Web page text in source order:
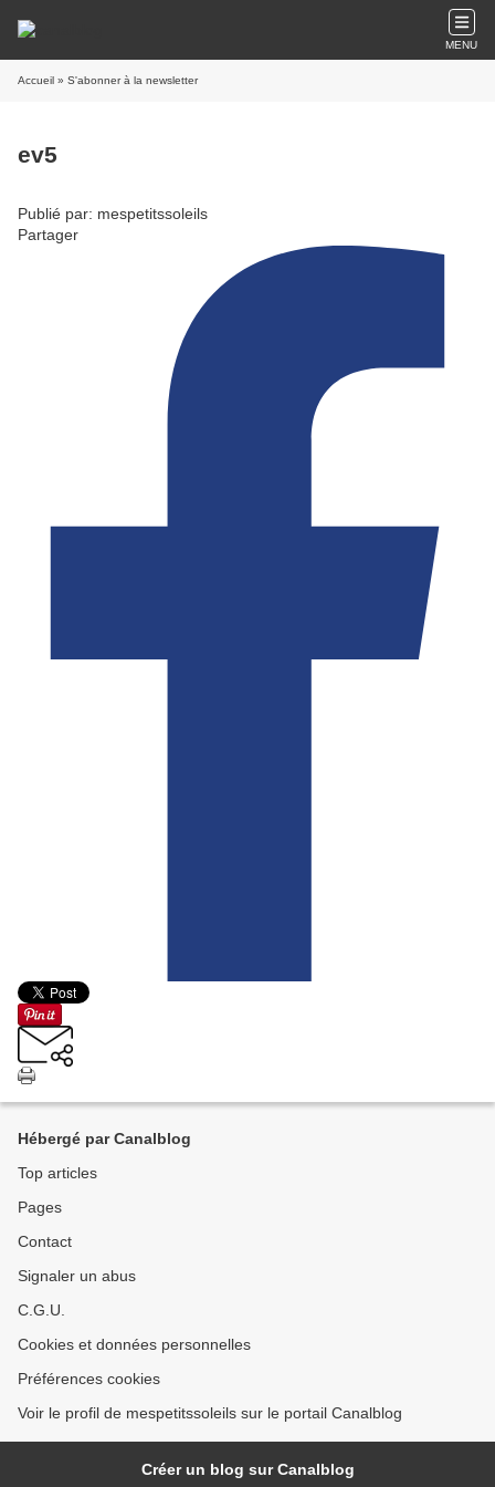
MENU
Accueil » S'abonner à la newsletter
ev5
Publié par: mespetitssoleils
Partager
Hébergé par Canalblog
Top articles
Pages
Contact
Signaler un abus
C.G.U.
Cookies et données personnelles
Préférences cookies
Voir le profil de mespetitssoleils sur le portail Canalblog
Créer un blog sur Canalblog